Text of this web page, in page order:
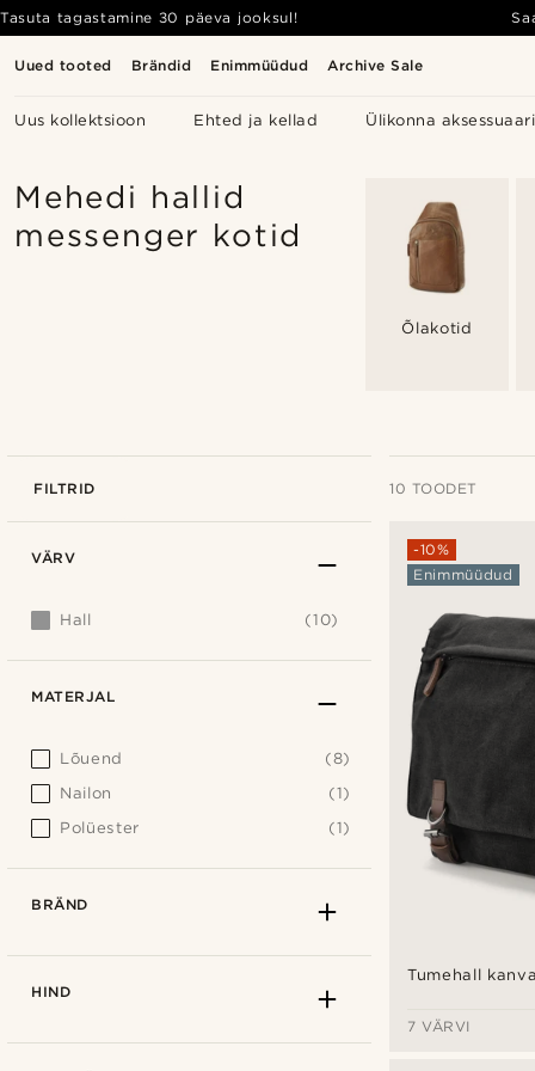
Uued tooted Brändid Enimmüüdud Archive Sale
Uus kollektsioon Ehted ja kellad Ülikonna
Tasuta tagastamine 30 päeva jooksul!
Mehedi hallid
messenger kotid
Õlakotid
FILTRID 10 TOODET
Tumehall
-10%
Enimmüüdud
7 VÄRVI
VÄRV
Hall (10)
MATERJAL
Lõuend
(8)
Nailon
(1)
Polüester
(1)
BRÄND
HIND